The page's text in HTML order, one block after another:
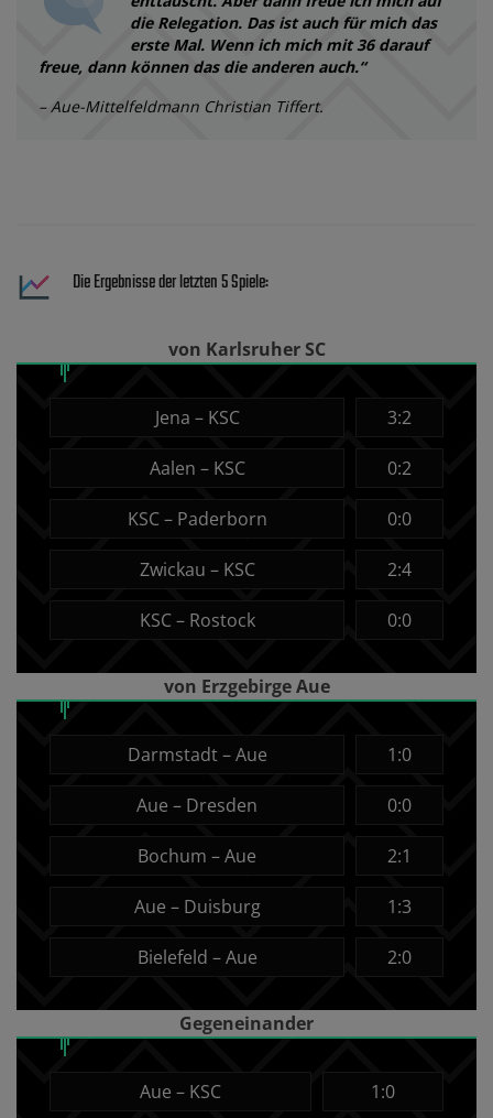
die Relegation. Das ist auch für mich das
erste Mal. Wenn ich mich mit 36 darauf
freue, dann können das die anderen auch.“
– Aue-Mittelfeldmann Christian Tiffert.
Die Ergebnisse der letzten 5 Spiele:
von Karlsruher SC
Jena – KSC 3:2
Aalen – KSC 0:2
KSC – Paderborn 0:0
Zwickau – KSC 2:4
KSC – Rostock 0:0
von Erzgebirge Aue
Darmstadt – Aue 1:0
Aue – Dresden 0:0
Bochum – Aue 2:1
Aue – Duisburg 1:3
Bielefeld – Aue 2:0
Gegeneinander
Aue – KSC 1:0